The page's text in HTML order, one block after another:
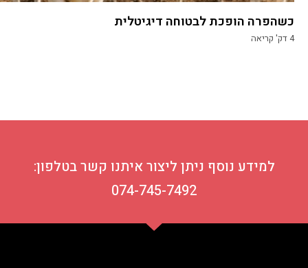
כשהפרה הופכת לבטוחה דיגיטלית
4דק' קריאה
למידע נוסף ניתן ליצור איתנו קשר בטלפון:
074-745-7492